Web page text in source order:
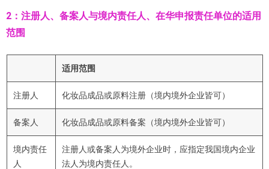
2：注册人、备案人与境内责任人、在华申报责任单位的适用
范围
适用范围
注册人 化妆品成品或原料注册（境内境外企业皆可）
备案人 化妆品成品或原料备案（境内境外企业皆可）
境内责任
人
注册人或备案人为境外企业时，应指定我国境内企业
法人为境内责任人。